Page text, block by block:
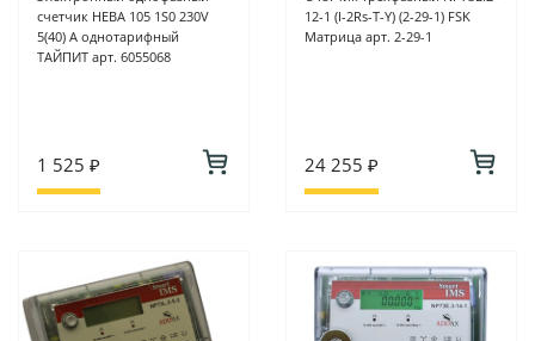
счетчик НЕВА 105 1S0 230V
5(40) A однотарифный
ТАЙПИТ арт. 6055068
1 525 ₽
12-1 (I-2Rs-T-Y) (2-29-1) FSK
Матрица арт. 2-29-1
24 255 ₽